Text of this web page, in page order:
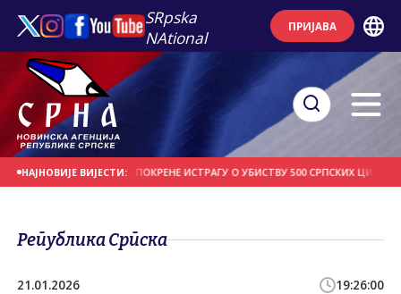
SRpska
NAtional
ПРИЈАВА
НАЈНОВИЈЕ ВИЈЕСТИ:
У БЕОГРАДУ ДА ПОКРЕНЕ ИСТРАГУ О УБИСТВУ 500 СРПСКИХ ЦИВИЛА НА
Република Српска
21.01.2026 19:26:00